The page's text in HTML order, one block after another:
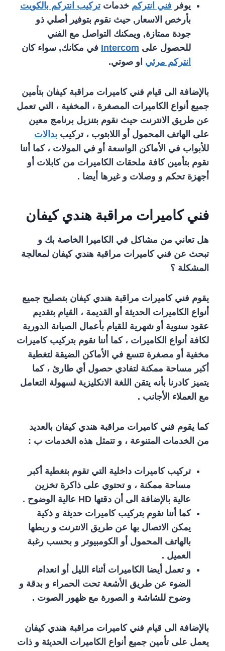
يوفر فني انتركم خدماتتركيب انتركم بالكويت
بأرخص الاسعار, حيث نقوم بتوفير أصلي ذو
جودة ممتازة, ويمكنك التواصل مع الفني
للحصول على Intercom في مكانك, سواء كان
انتركم مرئي او صوتي.
بالإضافة الى قيام فني كاميرات مراقبة كيفان بتأمين
جميع أنواع الكاميرات المصغرة ، المخفية ، التي تعمل
عن طريق الانترنت حيث نقوم بتنزيل برنامج معين
على الهاتف المحمول أو اللابتوب ، تركيب بدالات
للأبواب في الأماكن الواسعة أو في المولات ، كما أننا
نقوم بتأمين كافة ملحقات الكاميرات من كابلات أو
أجهزة تحكم و وصلات و غيرها أيضا .
فني كاميرات مراقبة هندي كيفان
هل تعاني من مشاكل في الكاميرا الخاصة بك و
تبحث عن فني كاميرات مراقبة هندي كيفان لمعالجة
المشكلة ؟
يقوم فني كاميرات مراقبة هندي كيفان بتصليح جميع
أنواع الكاميرات الحديثة أو القديمة ، القيام بتقديم
عقود سنوية أو شهرية للقيام بأعمال الصيانة الدورية
لكافة أنواع الكاميرات ، كما أننا نقوم بتركيب كاميرات
مخفية أو مصغرة تتسع في الأماكن الضيقة لتغطية
أكبر مساحة ممكنة لتفادي حصول أي طارئ ، كما
يتميز كادرنا بأنه يتقن اللغة الانكليزية لسهولة التعامل
مع العملاء الأجانب .
كما يقوم فني كاميرات مراقبة هندي كيفان بالعديد
من الخدمات المتنوعة ، و تتمثل هذه الخدمات ب :
تركيب كاميرات داخلية التي تقوم بتغطية أكبر
مساحة ممكنة ، و تحتوي على ذاكرة تخزين
عالية بالإضافة الى أن دقتها HD عالية الوضوح .
كما أننا نقوم بتركيب كاميرات حديثة و ذكية
يمكن الاتصال بها عن طريق الانترنت و ربطها
بالهاتف المحمول أو الكومبيوتر و بحسب رغبة
العميل .
و تعمل أيضا الكاميرات أثناء الليل أو انعدام
الضوء عن طريق الأشعة تحت الحمراء و بدقة و
وضوح للشاشة و الصورة مع ظهور الصوت .
بالإضافة الى قيام فني كاميرات مراقبة هندي كيفان
يعمل على تأمين جميع أنواع الكاميرات الحديثة و ذات